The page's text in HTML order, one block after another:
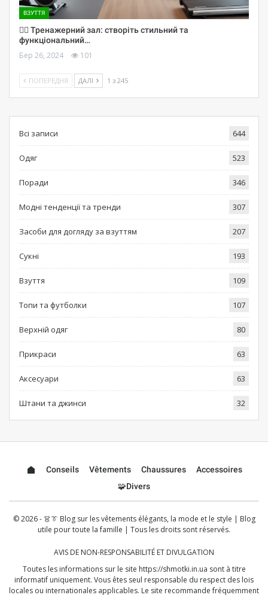
ВЗУТТЯ
🏋️‍♀️ Тренажерний зал: створіть стильний та
функціональний…
Бер 26, 2024 101
ПОПЕРЕДНЯ ДАЛІ 1 з 245
Всі записи 644
Одяг 523
Поради 346
Модні тенденції та тренди 307
Засоби для догляду за взуттям 207
Сукні 193
Взуття 109
Топи та футболки 107
Верхній одяг 80
Прикраси 63
Аксесуари 63
Штани та джинси 32
Conseils Vêtements Chaussures
Accessoires
🧩Divers
© 2026 - 👗👔 Blog sur les vêtements élégants, la mode et le style | Blog
utile pour toute la famille | Tous les droits sont réservés.
AVIS DE NON-RESPONSABILITÉ ET DIVULGATION
Toutes les informations sur le site https://shmotki.in.ua sont à titre
informatif uniquement. Vous êtes seul responsable du respect des lois
locales ou internationales applicables. Le site recommande fréquemment